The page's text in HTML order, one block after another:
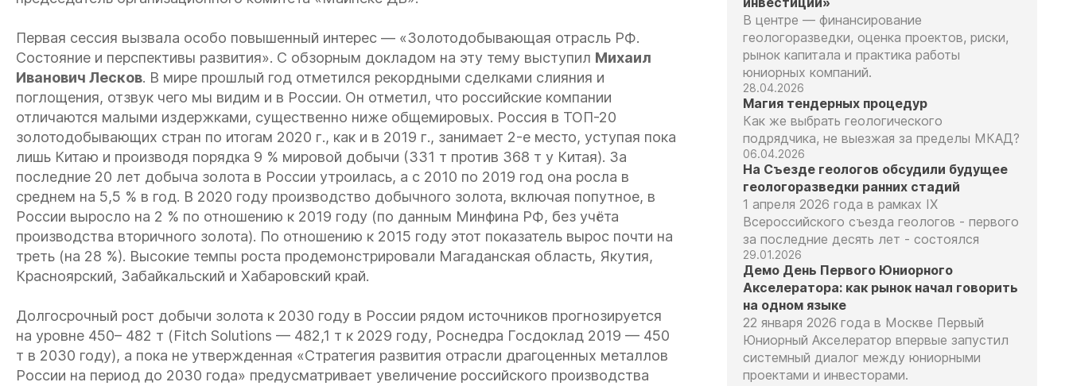
Первая сессия вызвала особо повышенный интерес — «Золотодобывающая отрасль РФ.
Состояние и перспективы развития». С обзорным докладом на эту тему выступил Михаил
Иванович Лесков. В мире прошлый год отметился рекордными сделками слияния и
поглощения, отзвук чего мы видим и в России. Он отметил, что российские компании
отличаются малыми издержками, существенно ниже общемировых. Россия в ТОП-20
золотодобывающих стран по итогам 2020 г., как и в 2019 г., занимает 2-е место, уступая пока
лишь Китаю и производя порядка 9 % мировой добычи (331 т против 368 т у Китая). За
последние 20 лет добыча золота в России утроилась, а с 2010 по 2019 год она росла в
среднем на 5,5 % в год. В 2020 году производство добычного золота, включая попутное, в
России выросло на 2 % по отношению к 2019 году (по данным Минфина РФ, без учёта
производства вторичного золота). По отношению к 2015 году этот показатель вырос почти на
треть (на 28 %). Высокие темпы роста продемонстрировали Магаданская область, Якутия,
Красноярский, Забайкальский и Хабаровский край.
Долгосрочный рост добычи золота к 2030 году в России рядом источников прогнозируется
на уровне 450– 482 т (Fitch Solutions — 482,1 т к 2029 году, Роснедра Госдоклад 2019 — 450
т в 2030 году), а пока не утвержденная «Стратегия развития отрасли драгоценных металлов
России на период до 2030 года» предусматривает увеличение российского производства
В центре — финансирование
геологоразведки, оценка проектов, риски,
рынок капитала и практика работы
юниорных компаний.
28.04.2026
Магия тендерных процедур
Как же выбрать геологического
подрядчика, не выезжая за пределы МКАД?
06.04.2026
На Съезде геологов обсудили будущее
геологоразведки ранних стадий
1 апреля 2026 года в рамках IX
Всероссийского съезда геологов - первого
за последние десять лет - состоялся
29.01.2026
Демо День Первого Юниорного
Акселератора: как рынок начал говорить
на одном языке
22 января 2026 года в Москве Первый
Юниорный Акселератор впервые запустил
системный диалог между юниорными
проектами и инвесторами.